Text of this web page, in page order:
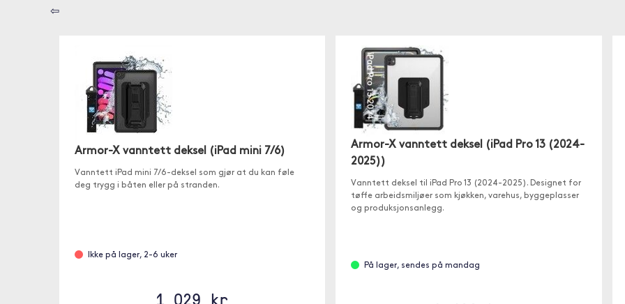
⇦
Armor-X vanntett deksel (iPad mini 7/6)
Vanntett iPad mini 7/6-deksel som gjør at du kan føle
deg trygg i båten eller på stranden.
Ikke på lager, 2-6 uker
1 029 kr
Armor-X vanntett deksel (iPad Pro 13 (2024-
2025))
Vanntett deksel til iPad Pro 13 (2024-2025). Designet for
tøffe arbeidsmiljøer som kjøkken, varehus, byggeplasser
og produksjonsanlegg.
På lager, sendes på mandag